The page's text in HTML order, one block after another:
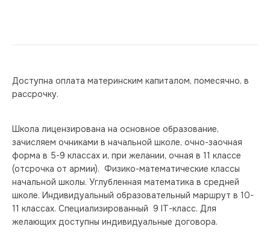
Доступна оплата материнским капиталом, помесячно, в
рассрочку.
Школа лицензирована на основное образование,
зачисляем очниками в начальной школе, очно-заочная
форма в 5-9 классах и, при желании, очная в 11 классе
(отсрочка от армии).  Физико-математические классы
начальной школы. Углубленная математика в средней
школе. Индивидуальный образовательный маршрут в 10-
11 классах. Специализированный  9 IT-класс. Для
желающих доступны индивидуальные договора.